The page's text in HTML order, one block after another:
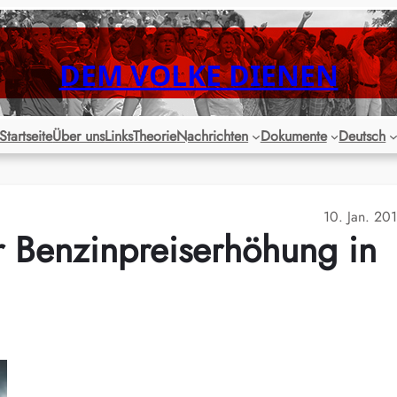
DEM VOLKE DIENEN
StartseiteÜber unsLinksTheorieNachrichten Dokumente Deutsch
10. Jan.
Benzinpreiserhöhung in